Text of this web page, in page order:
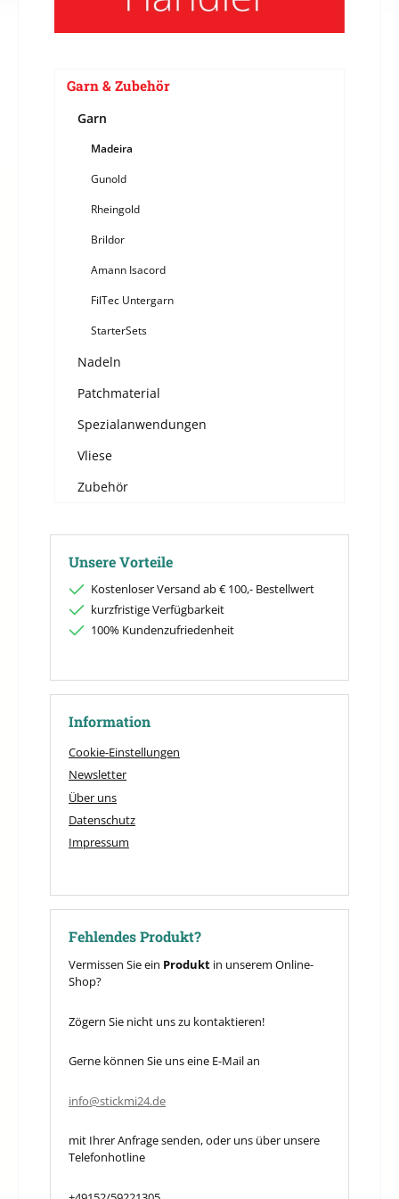
Garn & Zubehör
Garn
Madeira
Gunold
Rheingold
Brildor
Amann Isacord
FilTec Untergarn
StarterSets
Nadeln
Patchmaterial
Spezialanwendungen
Vliese
Zubehör
Unsere Vorteile
Kostenloser Versand ab € 100,- Bestellwert
kurzfristige Verfügbarkeit
100% Kundenzufriedenheit
Information
Cookie-Einstellungen
Newsletter
Über uns
Datenschutz
Impressum
Fehlendes Produkt?
Vermissen Sie ein Produkt in unserem Online-
Shop?
Zögern Sie nicht uns zu kontaktieren!
Gerne können Sie uns eine E-Mail an
info@stickmi24.de
mit Ihrer Anfrage senden, oder uns über unsere
Telefonhotline